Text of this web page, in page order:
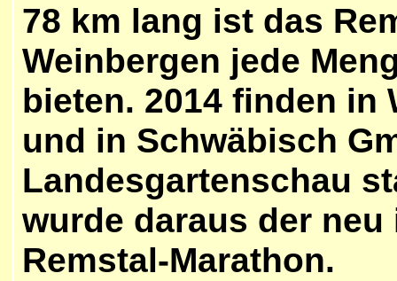
78 km lang ist das
Weinbergen jede
bieten. 2014 finden in
und in Schwäbisch
Landesgartenschau
wurde daraus der
Remstal-Marathon.